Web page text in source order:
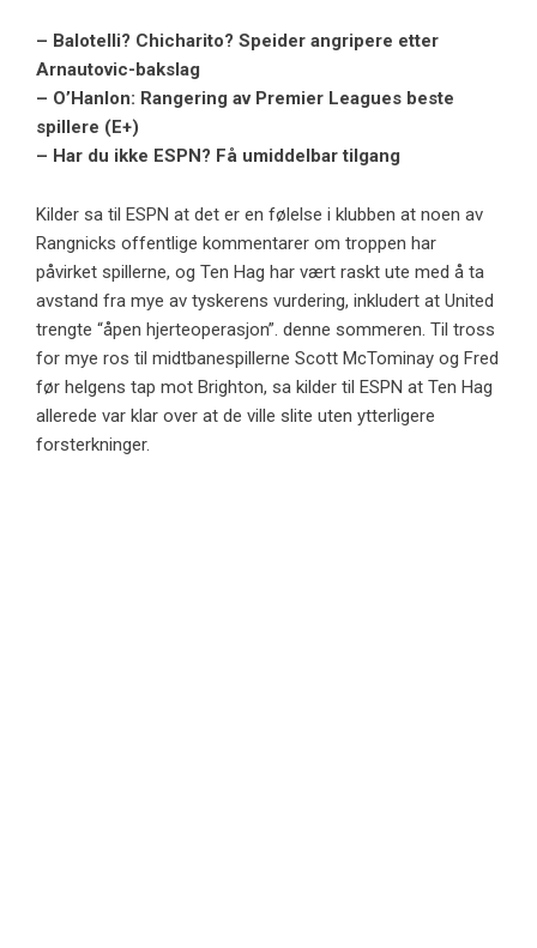
– Balotelli? Chicharito? Speider angripere etter
Arnautovic-bakslag
– O’Hanlon: Rangering av Premier Leagues beste
spillere (E+)
– Har du ikke ESPN? Få umiddelbar tilgang
Kilder sa til ESPN at det er en følelse i klubben at noen av
Rangnicks offentlige kommentarer om troppen har
påvirket spillerne, og Ten Hag har vært raskt ute med å ta
avstand fra mye av tyskerens vurdering, inkludert at United
trengte “åpen hjerteoperasjon”. denne sommeren. Til tross
for mye ros til midtbanespillerne Scott McTominay og Fred
før helgens tap mot Brighton, sa kilder til ESPN at Ten Hag
allerede var klar over at de ville slite uten ytterligere
forsterkninger.